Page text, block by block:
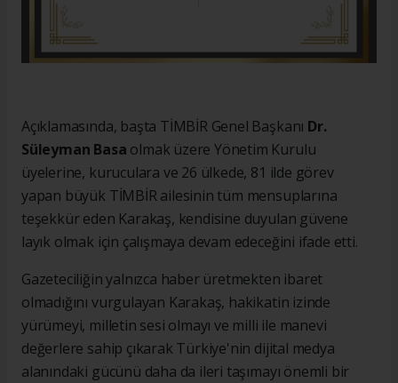
Açıklamasında, başta TİMBİR Genel Başkanı Dr.
Süleyman Basa olmak üzere Yönetim Kurulu
üyelerine, kuruculara ve 26 ülkede, 81 ilde görev
yapan büyük TİMBİR ailesinin tüm mensuplarına
teşekkür eden Karakaş, kendisine duyulan güvene
layık olmak için çalışmaya devam edeceğini ifade etti.
Gazeteciliğin yalnızca haber üretmekten ibaret
olmadığını vurgulayan Karakaş, hakikatin izinde
yürümeyi, milletin sesi olmayı ve milli ile manevi
değerlere sahip çıkarak Türkiye'nin dijital medya
alanındaki gücünü daha da ileri taşımayı önemli bir